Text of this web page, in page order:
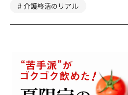
介護終活のリアル